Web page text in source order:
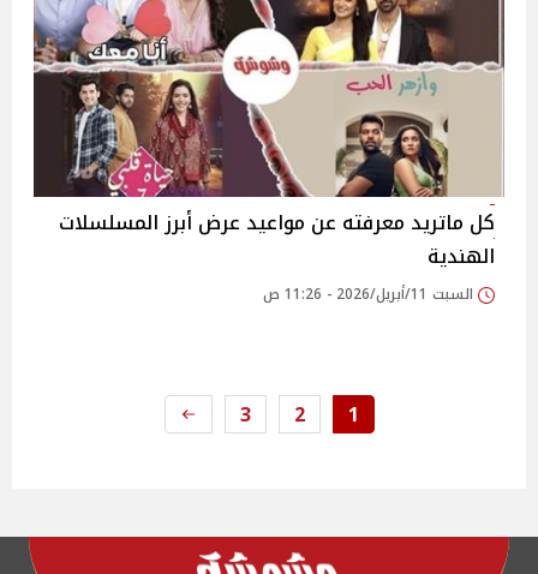
كل ماتريد معرفته عن مواعيد عرض أبرز المسلسلات
الهندية
السبت 11/أبريل/2026 - 11:26 ص
1
2
3